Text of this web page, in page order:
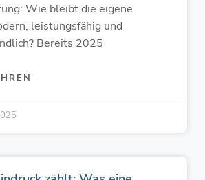
Wie bleibt die eigene
leistungsfähig und
Bereits 2025